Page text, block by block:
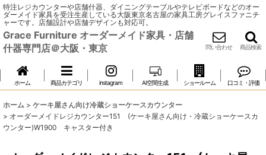
特注レジカウンターや店舗什器、ダイニングテーブルやテレビボードなどのオー
ダーメイド家具を受注生産している大阪東京名古屋の家具工房グレイスファニチ
ャーです。店舗設計や店舗デザインも対応可。
Grace Furniture オーダーメイド家具・店舗
什器専門店＠大阪・東京
問い合わせ 商品検索
ホーム 商品カテゴリ instagram AI空間生成 ショールーム 口コミ・評価
ホーム > ケーキ屋さん向け冷蔵ショーケースカウンター
> オーダーメイドレジカウンター151 (ケーキ屋さん向け・冷蔵ショーケースカ
ウンター)W1900 キャスター付き